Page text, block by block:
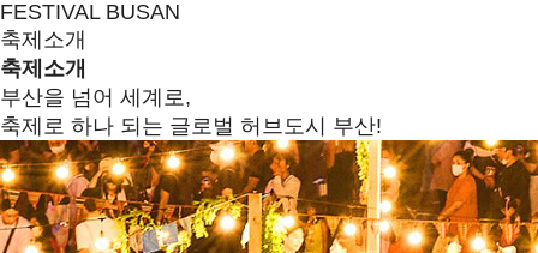
FESTIVAL BUSAN
축제소개
축제소개
부산을 넘어 세계로,
축제로 하나 되는 글로벌 허브도시 부산!